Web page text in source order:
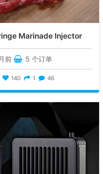
Marinade Injector
前 5 个订单
140 1 46